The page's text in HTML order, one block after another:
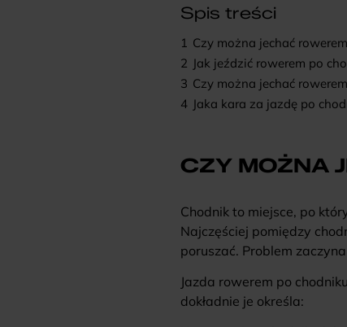
Spis treści
1 Czy można jechać
2 Jak jeździć rowerem po
3 Czy można jechać
4 Jaka kara za jazdę po
CZY MOŻNA
Chodnik to miejsce, po
Najczęściej pomiędzy
poruszać. Problem
Jazda rowerem po
dokładnie je określa: